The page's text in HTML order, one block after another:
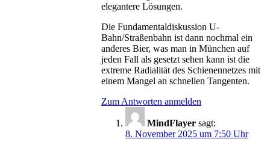
elegantere Lösungen.
Die Fundamentaldiskussion U-
Bahn/Straßenbahn ist dann nochmal ein
anderes Bier, was man in München auf
jeden Fall als gesetzt sehen kann ist die
extreme Radialität des Schienennetzes mit
einem Mangel an schnellen Tangenten.
Zum Antworten anmelden
MindFlayer sagt:
8. November 2025 um 7:50 Uhr